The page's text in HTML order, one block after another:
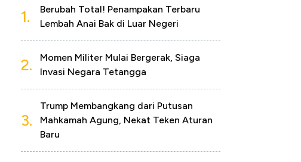
1.
Berubah Total! Penampakan Terbaru
Lembah Anai Bak di Luar Negeri
2.
Momen Militer Mulai Bergerak, Siaga
Invasi Negara Tetangga
3.
Trump Membangkang dari Putusan
Mahkamah Agung, Nekat Teken Aturan
Baru